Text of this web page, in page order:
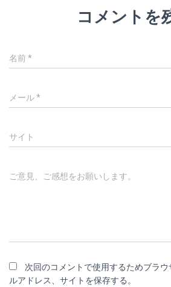
コメントを
名前*
メール*
サイト
ご意見、ご感想をお願いします。
次回のコメントで使用するためブラ
ルアドレス、サイトを保存する。